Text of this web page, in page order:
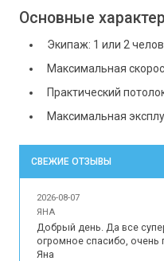
Основные
Экипаж: 1 или 2
Максимальная
Практический
Максимальная
СВЕЖИЕ ОТЗЫВЫ
2026-08-07
ЯНА
Добрый день. Да все
огромное спасибо, очень
Яна